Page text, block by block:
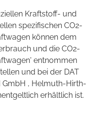
Kraftstoff- und
spezifischen CO2-
können dem
und die CO2-
entnommen
und bei der DAT
, Helmuth-Hirth-
erhältlich ist.